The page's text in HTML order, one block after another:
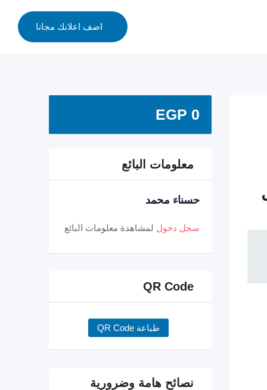
اضف اعلانك مجانا
EGP 0
معلومات البائع
حسناء محمد
سجل دخول لمشاهدة معلومات البائع
QR Code
طباعة QR Code
نصائح هامة وضرورية